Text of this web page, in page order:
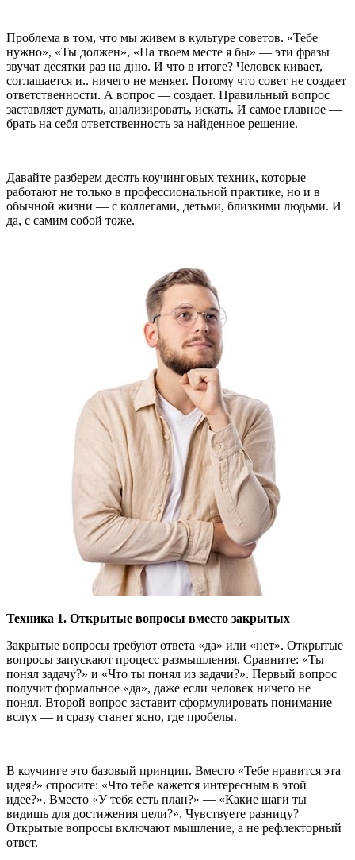
Проблема в том, что мы живем в культуре советов. «Тебе
нужно», «Ты должен», «На твоем месте я бы» — эти фразы
звучат десятки раз на дню. И что в итоге? Человек кивает,
соглашается и.. ничего не меняет. Потому что совет не создает
ответственности. А вопрос — создает. Правильный вопрос
заставляет думать, анализировать, искать. И самое главное —
брать на себя ответственность за найденное решение.
Давайте разберем десять коучинговых техник, которые
работают не только в профессиональной практике, но и в
обычной жизни — с коллегами, детьми, близкими людьми. И
да, с самим собой тоже.
Техника 1. Открытые вопросы вместо закрытых
Закрытые вопросы требуют ответа «да» или «нет». Открытые
вопросы запускают процесс размышления. Сравните: «Ты
понял задачу?» и «Что ты понял из задачи?». Первый вопрос
получит формальное «да», даже если человек ничего не
понял. Второй вопрос заставит сформулировать понимание
вслух — и сразу станет ясно, где пробелы.
В коучинге это базовый принцип. Вместо «Тебе нравится эта
идея?» спросите: «Что тебе кажется интересным в этой
идее?». Вместо «У тебя есть план?» — «Какие шаги ты
видишь для достижения цели?». Чувствуете разницу?
Открытые вопросы включают мышление, а не рефлекторный
ответ.